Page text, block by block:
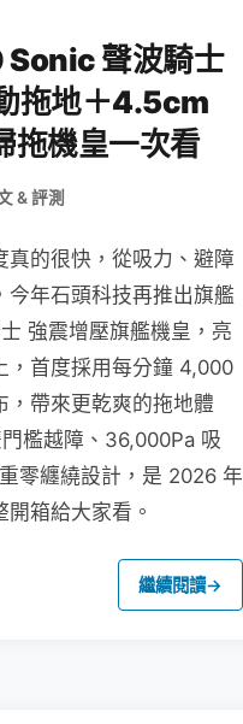
Sonic 聲波騎士
拖地＋4.5cm
拖機皇一次看
& 評測
的很快，從吸力、避障
今年石頭科技再推出旗艦
強震增壓旗艦機皇，亮
，首度採用每分鐘 4,000
，帶來更乾爽的拖地體
檻越障、36,000Pa 吸
零纏繞設計，是 2026 年
箱給大家看。
繼續閱讀→